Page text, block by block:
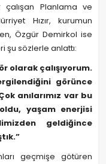
çalışan Planlama ve
Hızır, kurumun
Özgür Demirkol ise
şu sözlerle anlattı:
olarak çalışıyorum.
görünce
anılarımız var bu
yaşam enerjisi
geldiğince
geçmişe götüren